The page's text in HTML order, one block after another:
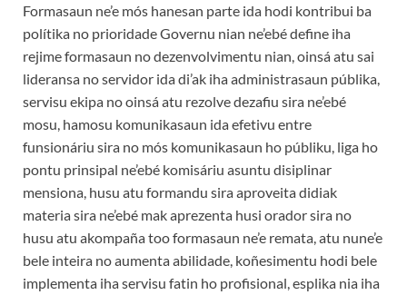
Formasaun ne’e mós hanesan parte ida hodi kontribui ba
polítika no prioridade Governu nian ne’ebé define iha
rejime formasaun no dezenvolvimentu nian, oinsá atu sai
lideransa no servidor ida di’ak iha administrasaun públika,
servisu ekipa no oinsá atu rezolve dezafiu sira ne’ebé
mosu, hamosu komunikasaun ida efetivu entre
funsionáriu sira no mós komunikasaun ho públiku, liga ho
pontu prinsipal ne’ebé komisáriu asuntu disiplinar
mensiona, husu atu formandu sira aproveita didiak
materia sira ne’ebé mak aprezenta husi orador sira no
husu atu akompaña too formasaun ne’e remata, atu nune’e
bele inteira no aumenta abilidade, koñesimentu hodi bele
implementa iha servisu fatin ho profisional, esplika nia iha